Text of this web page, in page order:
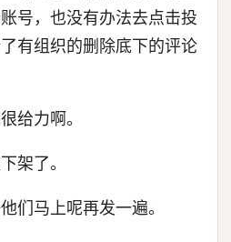
号，也没有办法去点击投
有组织的删除底下的评论
给力啊。
架了。
们马上呢再发一遍。